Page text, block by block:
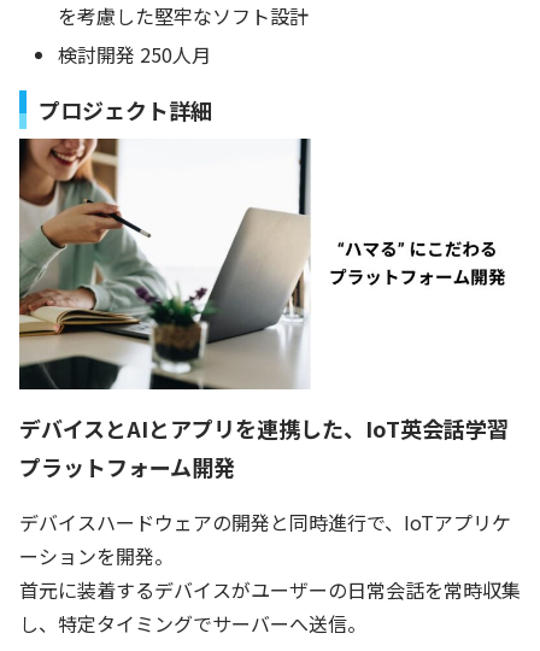
を考慮した堅牢なソフト設計
検討開発 250人月
プロジェクト詳細
デバイスとAIとアプリを連携した、IoT英会話学習
プラットフォーム開発
デバイスハードウェアの開発と同時進行で、IoTアプリケ
ーションを開発。
首元に装着するデバイスがユーザーの日常会話を常時収集
し、特定タイミングでサーバーへ送信。